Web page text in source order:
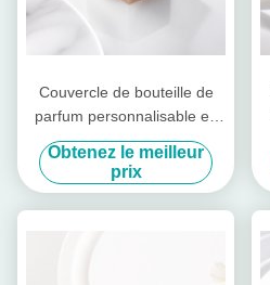
Couvercle de bouteille de
parfum personnalisable en
alliage de zinc de couleur
dorée et couvercle de
parfum Zamak pour les
parfums de luxe
Obtenez le meilleur
prix